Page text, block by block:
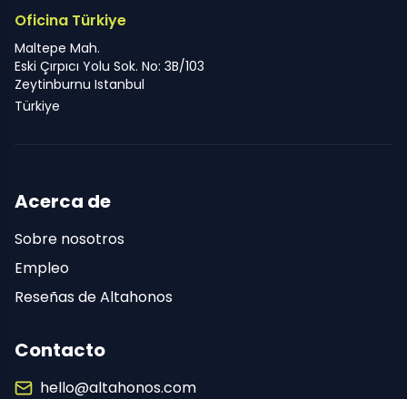
Oficina Türkiye
Maltepe Mah.
Eski Çırpıcı Yolu Sok. No: 3B/103
Zeytinburnu Istanbul
Türkiye
Acerca de
Sobre nosotros
Empleo
Reseñas de Altahonos
Contacto
hello@altahonos.com